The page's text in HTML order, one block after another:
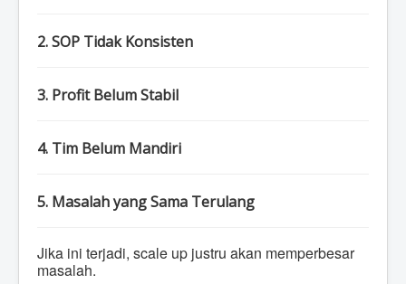
2. SOP Tidak Konsisten
3. Profit Belum Stabil
4. Tim Belum Mandiri
5. Masalah yang Sama Terulang
Jika ini terjadi, scale up justru akan memperbesar
masalah.